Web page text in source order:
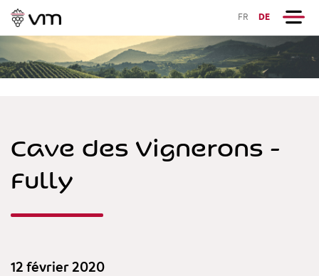
FR DE
Cave des Vignerons -
Fully
12 février 2020